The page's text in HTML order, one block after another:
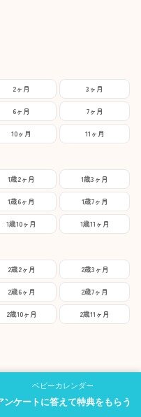
2ヶ月 3ヶ月
6ヶ月 7ヶ月
10ヶ月 11ヶ月
1歳2ヶ月 1歳3ヶ月
1歳6ヶ月 1歳7ヶ月
1歳10ヶ月 1歳11ヶ月
2歳2ヶ月 2歳3ヶ月
2歳6ヶ月 2歳7ヶ月
2歳10ヶ月 2歳11ヶ月
ベビーカレンダー
ンケートに答えて特典をもらう